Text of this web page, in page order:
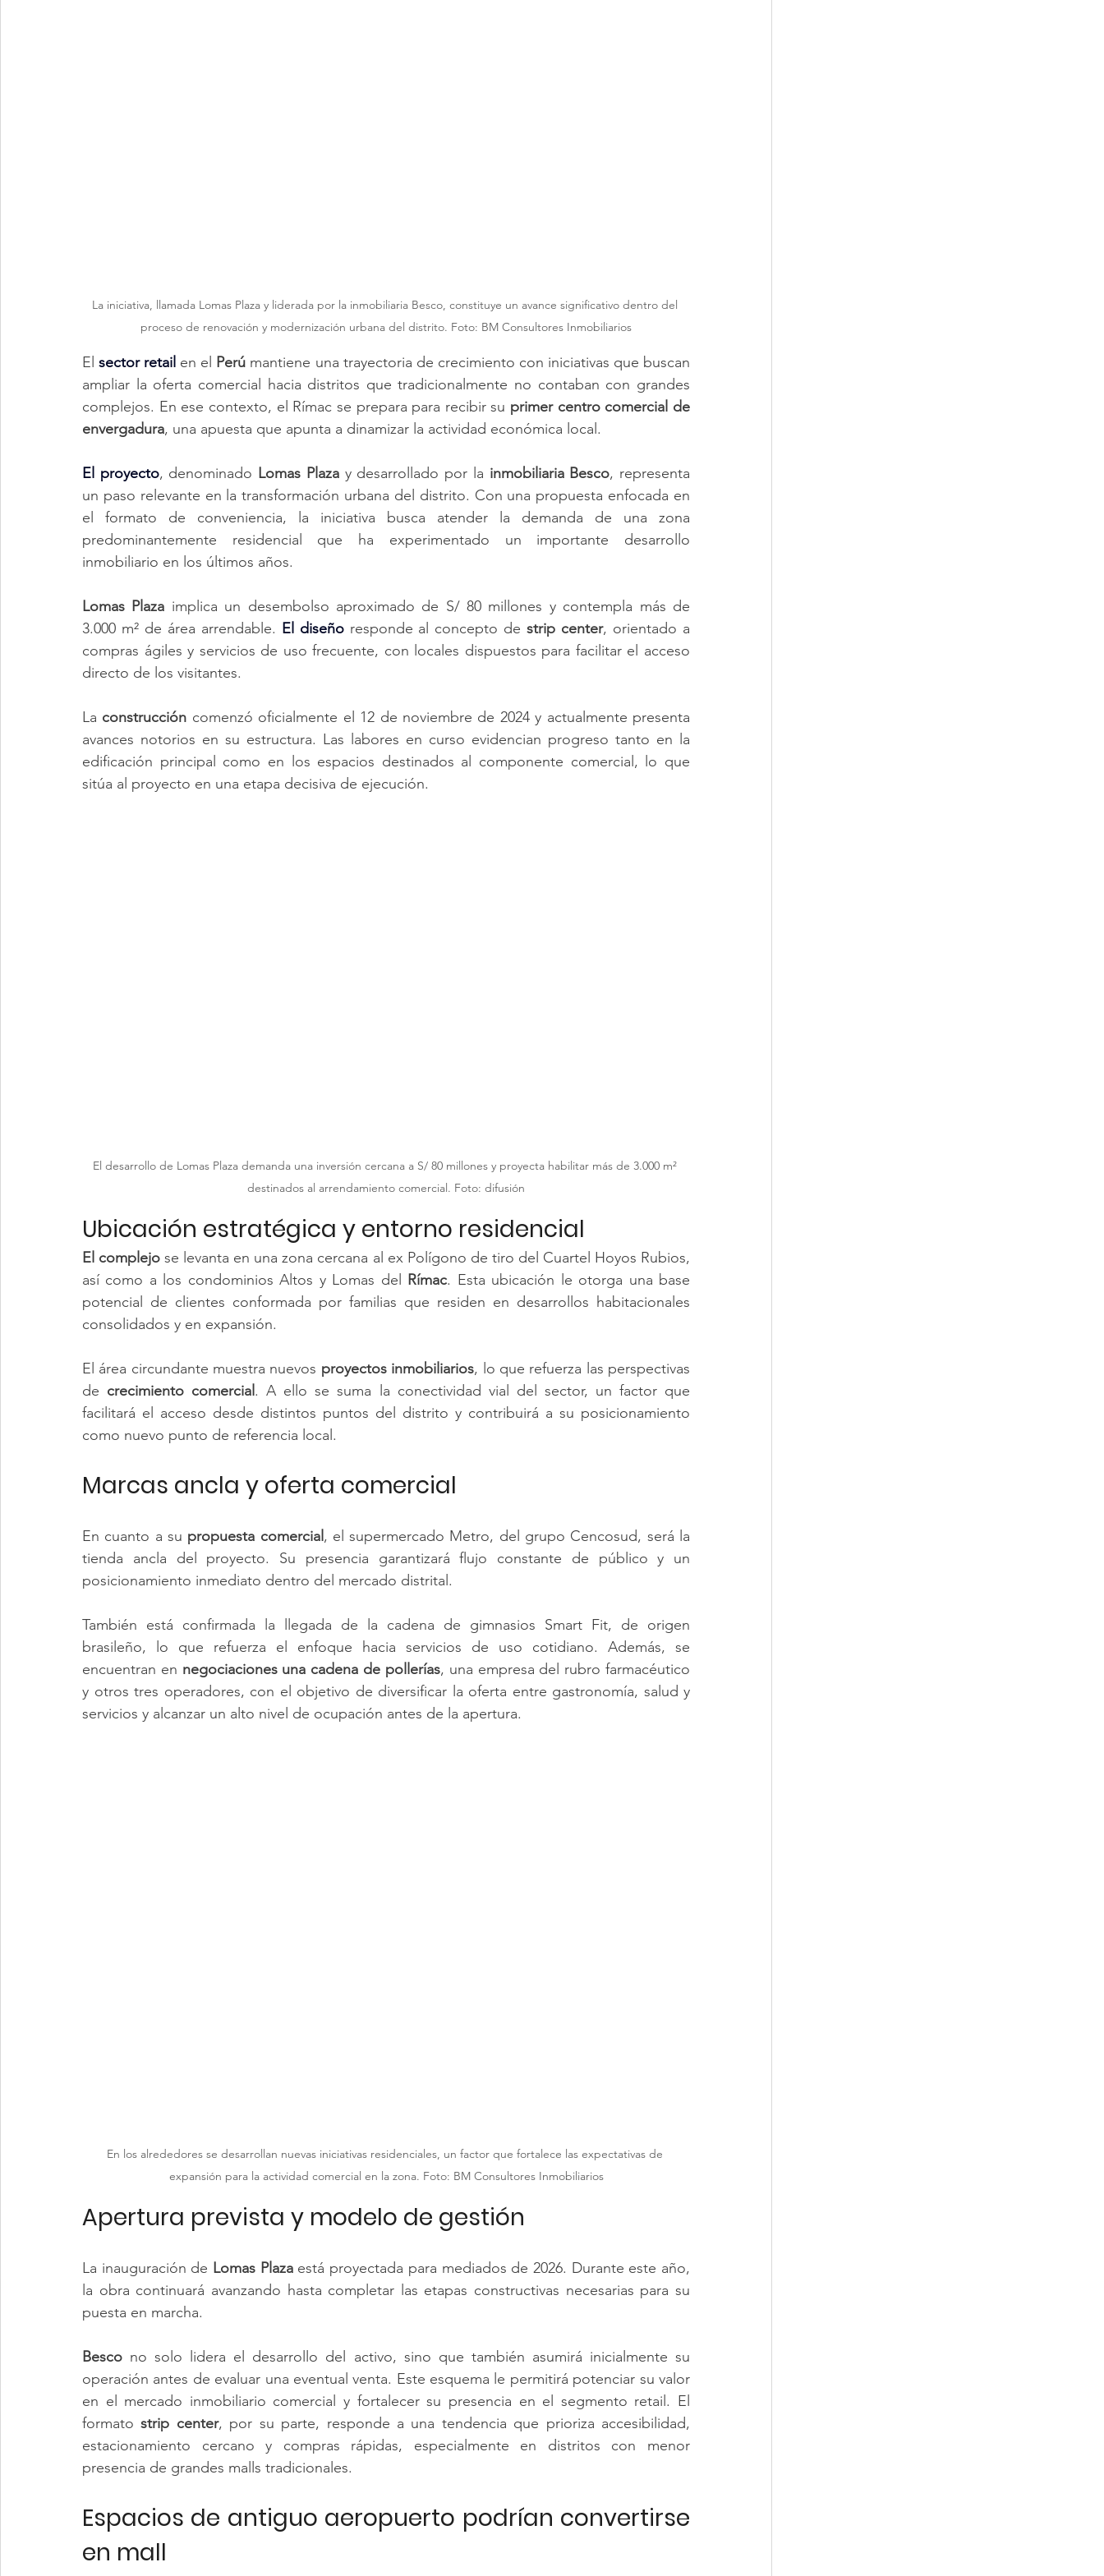
La iniciativa, llamada Lomas Plaza y liderada por la inmobiliaria Besco, constituye un avance significativo dentro del
proceso de renovación y modernización urbana del distrito. Foto: BM Consultores Inmobiliarios
El sector retail en el Perú mantiene una trayectoria de crecimiento con iniciativas que buscan
ampliar la oferta comercial hacia distritos que tradicionalmente no contaban con grandes
complejos. En ese contexto, el Rímac se prepara para recibir su primer centro comercial de
envergadura, una apuesta que apunta a dinamizar la actividad económica local.
El proyecto, denominado Lomas Plaza y desarrollado por la inmobiliaria Besco, representa
un paso relevante en la transformación urbana del distrito. Con una propuesta enfocada en
el formato de conveniencia, la iniciativa busca atender la demanda de una zona
predominantemente residencial que ha experimentado un importante desarrollo
inmobiliario en los últimos años.
Lomas Plaza implica un desembolso aproximado de S/ 80 millones y contempla más de
3.000 m² de área arrendable. El diseño responde al concepto de strip center, orientado a
compras ágiles y servicios de uso frecuente, con locales dispuestos para facilitar el acceso
directo de los visitantes.
La construcción comenzó oficialmente el 12 de noviembre de 2024 y actualmente presenta
avances notorios en su estructura. Las labores en curso evidencian progreso tanto en la
edificación principal como en los espacios destinados al componente comercial, lo que
sitúa al proyecto en una etapa decisiva de ejecución.
El desarrollo de Lomas Plaza demanda una inversión cercana a S/ 80 millones y proyecta habilitar más de 3.000 m²
destinados al arrendamiento comercial. Foto: difusión
Ubicación estratégica y entorno residencial
El complejo se levanta en una zona cercana al ex Polígono de tiro del Cuartel Hoyos Rubios,
así como a los condominios Altos y Lomas del Rímac. Esta ubicación le otorga una base
potencial de clientes conformada por familias que residen en desarrollos habitacionales
consolidados y en expansión.
El área circundante muestra nuevos proyectos inmobiliarios, lo que refuerza las perspectivas
de crecimiento comercial . A ello se suma la conectividad vial del sector, un factor que
facilitará el acceso desde distintos puntos del distrito y contribuirá a su posicionamiento
como nuevo punto de referencia local.
Marcas ancla y oferta comercial
En cuanto a su propuesta comercial , el supermercado Metro, del grupo Cencosud, será la
tienda ancla del proyecto. Su presencia garantizará flujo constante de público y un
posicionamiento inmediato dentro del mercado distrital.
También está confirmada la llegada de la cadena de gimnasios Smart Fit, de origen
brasileño, lo que refuerza el enfoque hacia servicios de uso cotidiano. Además, se
encuentran en negociaciones una cadena de pollerías, una empresa del rubro farmacéutico
y otros tres operadores, con el objetivo de diversificar la oferta entre gastronomía, salud y
servicios y alcanzar un alto nivel de ocupación antes de la apertura.
En los alrededores se desarrollan nuevas iniciativas residenciales, un factor que fortalece las expectativas de
expansión para la actividad comercial en la zona. Foto: BM Consultores Inmobiliarios
Apertura prevista y modelo de gestión
La inauguración de Lomas Plaza está proyectada para mediados de 2026. Durante este año,
la obra continuará avanzando hasta completar las etapas constructivas necesarias para su
puesta en marcha.
Besco no solo lidera el desarrollo del activo, sino que también asumirá inicialmente su
operación antes de evaluar una eventual venta. Este esquema le permitirá potenciar su valor
en el mercado inmobiliario comercial y fortalecer su presencia en el segmento retail. El
formato strip center, por su parte, responde a una tendencia que prioriza accesibilidad,
estacionamiento cercano y compras rápidas, especialmente en distritos con menor
presencia de grandes malls tradicionales.
Espacios de antiguo aeropuerto podrían convertirse
en mall